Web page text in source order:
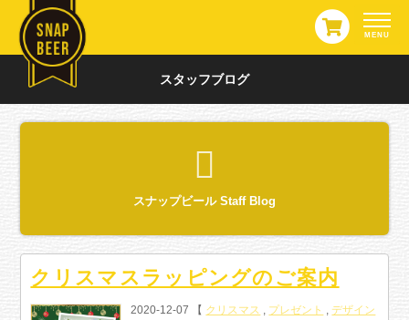
スタッフブログ
スナップビール Staff Blog
クリスマスラッピングのご案内
2020-12-07 【 クリスマス , プレゼント ,デザイン